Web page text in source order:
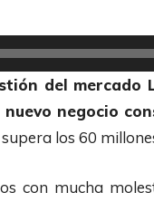
del mercado
negocio
los 60
con mucha